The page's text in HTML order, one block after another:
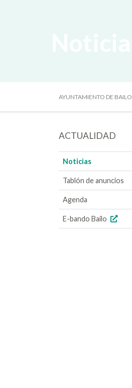
AYUNTAMIENTO DE BAILO
ACTUALIDAD
Noticias
Tablón de anuncios
Agenda
E-bando Bailo